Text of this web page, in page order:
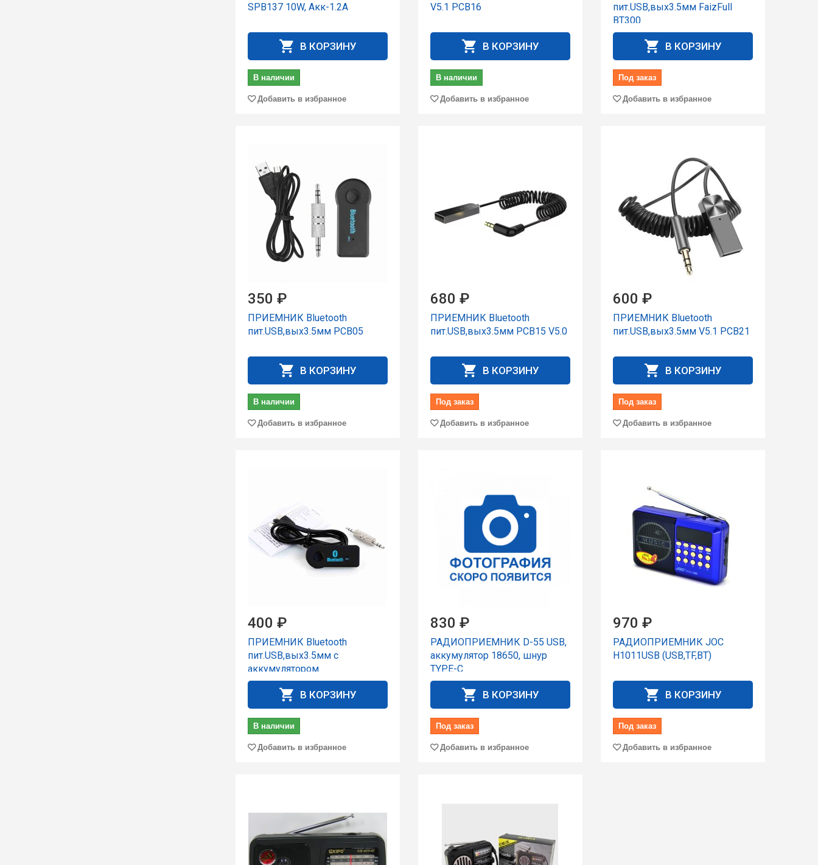
SPB137 10W, Акк-1.2А
В КОРЗИНУ
В наличии
Добавить в избранное
V5.1 PCB16
В КОРЗИНУ
В наличии
Добавить в избранное
пит.USB,вых3.5мм FaizFull
BT300
В КОРЗИНУ
Под заказ
Добавить в избранное
350 ₽
ПРИЕМНИК Bluetooth
пит.USB,вых3.5мм PCB05
В КОРЗИНУ
В наличии
Добавить в избранное
680 ₽
ПРИЕМНИК Bluetooth
пит.USB,вых3.5мм PCB15 V5.0
В КОРЗИНУ
Под заказ
Добавить в избранное
600 ₽
ПРИЕМНИК Bluetooth
пит.USB,вых3.5мм V5.1 PCB21
В КОРЗИНУ
Под заказ
Добавить в избранное
400 ₽
ПРИЕМНИК Bluetooth
пит.USB,вых3.5мм с
аккумулятором
В КОРЗИНУ
В наличии
Добавить в избранное
830 ₽
РАДИОПРИЕМНИК D-55 USB,
аккумулятор 18650, шнур
TYPE-C
В КОРЗИНУ
Под заказ
Добавить в избранное
970 ₽
РАДИОПРИЕМНИК JOC
H1011USB (USB,TF,BT)
В КОРЗИНУ
Под заказ
Добавить в избранное